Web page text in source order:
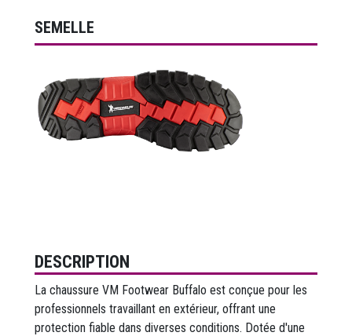
SEMELLE
DESCRIPTION
La chaussure VM Footwear Buffalo est conçue pour les
professionnels travaillant en extérieur, offrant une
protection fiable dans diverses conditions. Dotée d'une